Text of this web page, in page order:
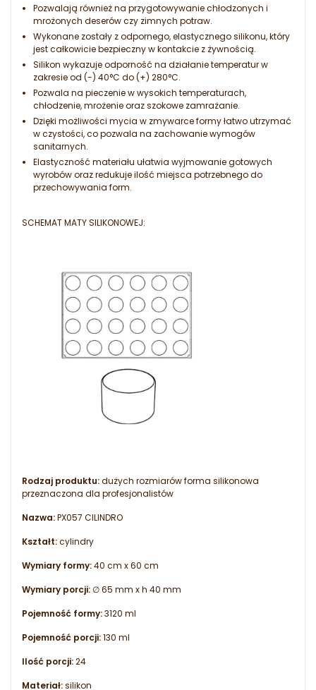
Pozwalają również na przygotowywanie chłodzonych i
mrożonych deserów czy zimnych potraw.
Wykonane zostały z odpornego, elastycznego silikonu, który
jest całkowicie bezpieczny w kontakcie z żywnością.
Silikon wykazuje odporność na działanie temperatur w
zakresie od (-) 40°C do (+) 280°C.
Pozwala na pieczenie w wysokich temperaturach,
chłodzenie, mrożenie oraz szokowe zamrażanie.
Dzięki możliwości mycia w zmywarce formy łatwo utrzymać
w czystości, co pozwala na zachowanie wymogów
sanitarnych.
Elastyczność materiału ułatwia wyjmowanie gotowych
wyrobów oraz redukuje ilość miejsca potrzebnego do
przechowywania form.
SCHEMAT MATY SILIKONOWEJ:
Rodzaj produktu:dużych rozmiarów forma silikonowa
przeznaczona dla profesjonalistów
Nazwa:PX057 CILINDRO
Kształt:cylindry
Wymiary formy:40 cm x 60 cm
Wymiary porcji: ∅ 65 mm x h 40 mm
Pojemność formy:3120 ml
Pojemność porcji:130 ml
Ilość porcji:24
Materiał:silikon